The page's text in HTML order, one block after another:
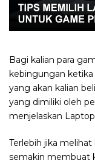
Bagi kalian para
kebingungan
yang akan kalian
yang dimiliki oleh
menjelaskan
Terlebih jika
semakin membuat